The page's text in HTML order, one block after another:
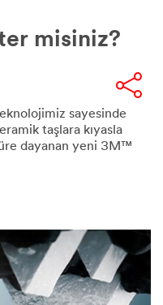
misiniz?
sayesinde
taşlara kıyasla
dayanan yeni 3M™